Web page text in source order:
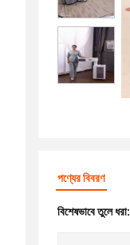
পণ্যের বিবরণ
বিশেষভাবে তুলে ধরা: